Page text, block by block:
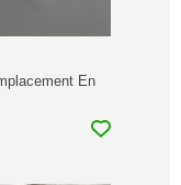
En